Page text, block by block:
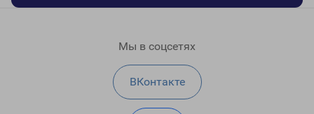
Мы в соцсетях
ВКонтакте